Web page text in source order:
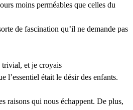
moins perméables que celles du
de fascination qu’il ne demande pas
trivial, et je croyais
l’essentiel était le désir des enfants.
raisons qui nous échappent. De plus,